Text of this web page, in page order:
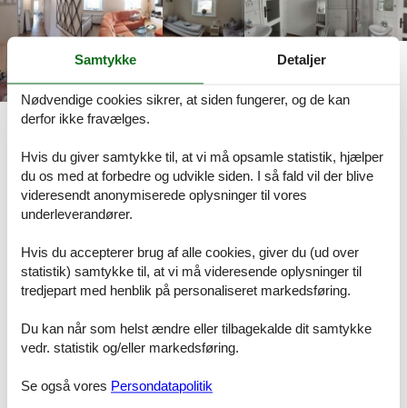
Beskrivelse
Dansk Tysk
Beskrivelsen foreligger desværre ikke på Dansk. Se teksten på
Tysk nedenfor, eller se den maskinoversatte tekst på
Ferienwohnung "Zum Ausblick", Appartement/Fewo, Dusche,
WC, Wohn-/Schlafraum
ENDLICH URLAUB - genießen sie ihre freie Zeit in unserer liebevoll
Die Wohnung befindet sich im Erdgeschoss und bietet mit 50 m²
ausreichend Platz für 1-4 Personen mit einem separatem Eingang.
Bettwäsche und Handtücher gehören zu den Inklusiv-Leistungen.
Samtykke Detaljer
Nødvendige cookies sikrer, at siden fungerer, og de kan
derfor ikke fravælges.
Hvis du giver samtykke til, at vi må opsamle statistik, hjælper
du os med at forbedre og udvikle siden. I så fald vil der blive
videresendt anonymiserede oplysninger til vores
underleverandører.
Hvis du accepterer brug af alle cookies, giver du (ud over
statistik) samtykke til, at vi må videresende oplysninger til
tredjepart med henblik på personaliseret markedsføring.
Du kan når som helst ændre eller tilbagekalde dit samtykke
vedr. statistik og/eller markedsføring.
Se også vores Persondatapolitik